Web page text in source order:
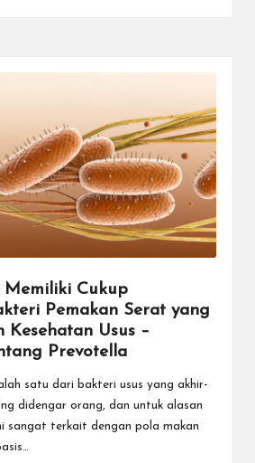
Cukup
Pemakan Serat yang
Kesehatan Usus –
Prevotella
satu dari bakteri usus yang akhir-
didengar orang, dan untuk alasan
sangat terkait dengan pola makan